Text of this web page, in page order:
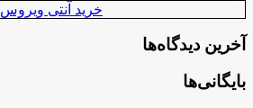
خرید آنتی ویروس
آخرین دیدگاه‌ها
بایگانی‌ها